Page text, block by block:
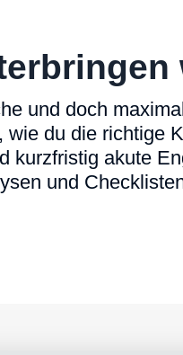
und doch
du die richtige
kurzfristig akute
und